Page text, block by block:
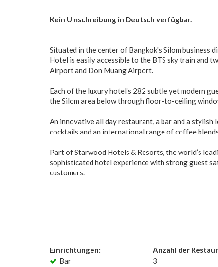
Kein Umschreibung in Deutsch verfügbar.
Situated in the center of Bangkok's Silom
Hotel is easily accessible to the BTS sky train and
Airport and Don Muang Airport.
Each of the luxury hotel's 282 subtle yet modern
the Silom area below through floor-to-ceiling
An innovative all day restaurant, a bar and a
cocktails and an international range of coffee
Part of Starwood Hotels & Resorts, the world’s
sophisticated hotel experience with strong guest
customers.
Einrichtungen:
Bar
Anzahl der
3